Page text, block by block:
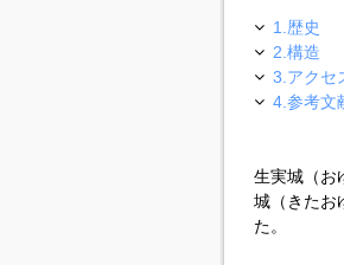
1.歴史
2.構造
3.アクセ
4.参考文
生実城（お
城（きたお
た。